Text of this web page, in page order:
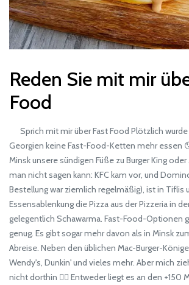
Reden Sie mit mir
Food
Sprich mit mir über Fast Food Plötzlich wurde
Georgien keine Fast-Food-Ketten mehr essen
Minsk unsere sündigen Füße zu Burger King
man nicht sagen kann: KFC kam vor, und
Bestellung war ziemlich regelmäßig), ist in Tiflis
Essensablenkung die Pizza aus der Pizzeria in
gelegentlich Schawarma. Fast-Food-Optionen
genug. Es gibt sogar mehr davon als in Minsk
Abreise. Neben den üblichen Mac-Burger-
Wendy's, Dunkin' und vieles mehr. Aber mich
nicht dorthin 🤷‍♀️ Entweder liegt es an den +150